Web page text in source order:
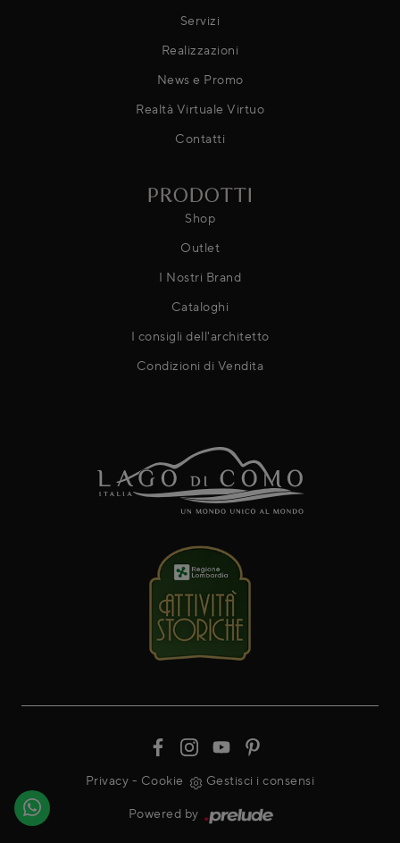
Servizi
Realizzazioni
News e Promo
Realtà Virtuale Virtuo
Contatti
PRODOTTI
Shop
Outlet
I Nostri Brand
Cataloghi
I consigli dell'architetto
Condizioni di Vendita
Privacy - Cookie Gestisci i consensi
Powered by